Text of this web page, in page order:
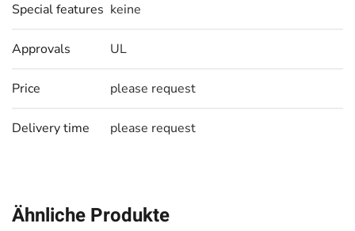
Special features keine
Approvals UL
Price please request
Delivery time please request
Ähnliche Produkte